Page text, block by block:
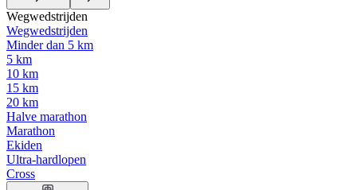
Wegwedstrijden
Wegwedstrijden
Minder dan 5 km
5 km
10 km
15 km
20 km
Halve marathon
Marathon
Ekiden
Ultra-hardlopen
Cross